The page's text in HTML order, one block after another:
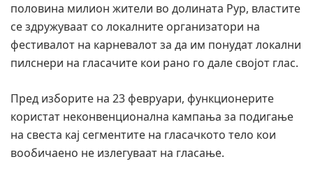
половина милион жители во долината Рур, властите
се здружуваат со локалните организатори на
фестивалот на карневалот за да им понудат локални
пилснери на гласачите кои рано го дале својот глас.
Пред изборите на 23 февруари, функционерите
користат неконвенционална кампања за подигање
на свеста кај сегментите на гласачкото тело кои
вообичаено не излегуваат на гласање.